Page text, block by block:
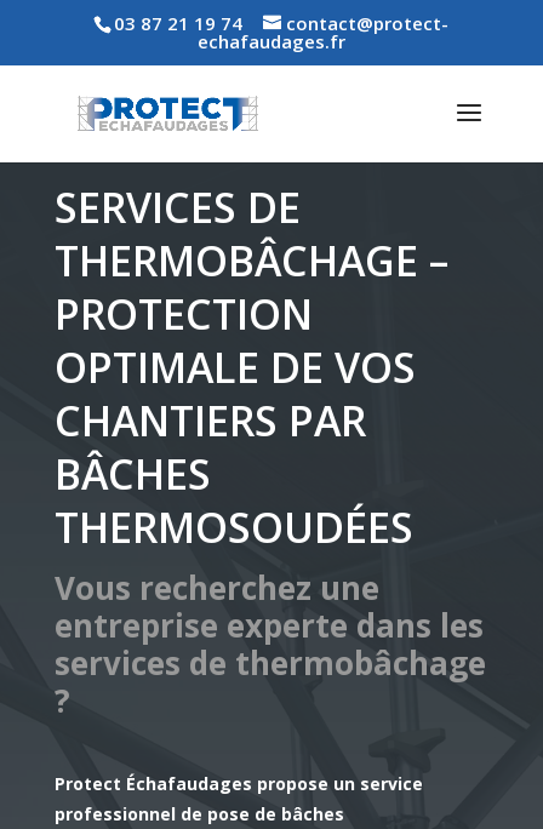
03 87 21 19 74 contact@protect-
echafaudages.fr
SERVICES DE
THERMOBÂCHAGE –
PROTECTION
OPTIMALE DE VOS
CHANTIERS PAR
BÂCHES
THERMOSOUDÉES
Vous recherchez une
entreprise experte dans les
services de thermobâchage
?
Protect Échafaudages propose un service
professionnel de pose de bâches